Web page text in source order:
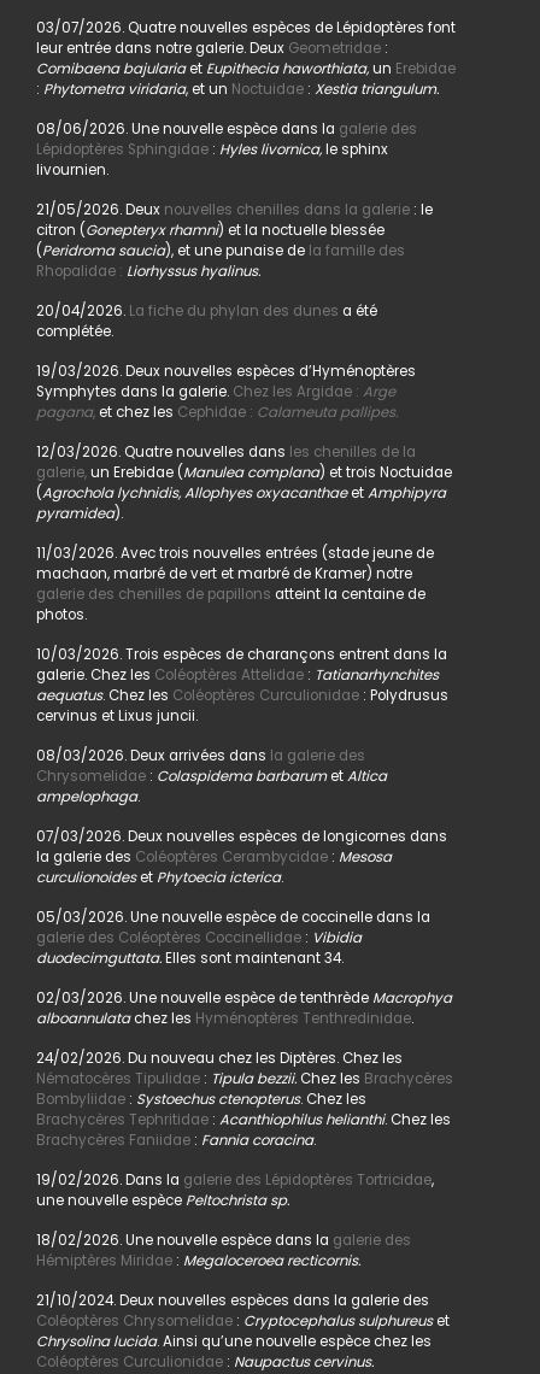
03/07/2026. Quatre nouvelles espèces de Lépidoptères font
leur entrée dans notre galerie. Deux Geometridae:
Comibaena bajulariaet Eupithecia haworthiata,un Erebidae
: Phytometra viridaria, et un Noctuidae: Xestia triangulum.
08/06/2026. Une nouvelle espèce dans la galerie des
Lépidoptères Sphingidae: Hyles livornica,le sphinx
livournien.
21/05/2026. Deux nouvelles chenilles dans la galerie : le
citron (Gonepteryx rhamni) et la noctuelle blessée
(Peridroma saucia), et une punaise dela famille des
Rhopalidae : Liorhyssus hyalinus.
20/04/2026. La fiche du phylan des dunes a été
complétée.
19/03/2026. Deux nouvelles espèces d’Hyménoptères
Symphytes dans la galerie. Chez les Argidae : Arge
pagana,et chez les Cephidae : Calameuta pallipes.
12/03/2026. Quatre nouvelles dans les chenilles de la
galerie,un Erebidae (Manulea complana) et trois Noctuidae
(Agrochola lychnidis, Allophyes oxyacanthaeetAmphipyra
pyramidea).
11/03/2026. Avec trois nouvelles entrées (stade jeune de
machaon, marbré de vert et marbré de Kramer) notre
galerie des chenilles de papillons atteint la centaine de
photos.
10/03/2026. Trois espèces de charançons entrent dans la
galerie. Chez les Coléoptères Attelidae: Tatianarhynchites
aequatus. Chez les Coléoptères Curculionidae: Polydrusus
cervinus et Lixus juncii.
08/03/2026. Deux arrivées dans la galerie des
Chrysomelidae: Colaspidema barbarumetAltica
ampelophaga.
07/03/2026. Deux nouvelles espèces de longicornes dans
la galerie des Coléoptères Cerambycidae: Mesosa
curculionoideset Phytoecia icterica.
05/03/2026. Une nouvelle espèce de coccinelle dans la
galerie des Coléoptères Coccinellidae: Vibidia
duodecimguttata.Elles sont maintenant 34.
02/03/2026. Une nouvelle espèce de tenthrède Macrophya
alboannulatachez les Hyménoptères Tenthredinidae.
24/02/2026. Du nouveau chez les Diptères. Chez les
Nématocères Tipulidae: Tipula bezzii. Chez les Brachycères
Bombyliidae: Systoechus ctenopterus. Chez les
Brachycères Tephritidae: Acanthiophilus helianthi. Chez les
Brachycères Faniidae: Fannia coracina.
19/02/2026. Dans la galerie des Lépidoptères Tortricidae,
une nouvelle espèce Peltochrista sp.
18/02/2026. Une nouvelle espèce dans la galerie des
Hémiptères Miridae: Megaloceroea recticornis.
21/10/2024. Deux nouvelles espèces dans la galerie des
Coléoptères Chrysomelidae: Cryptocephalus sulphureuset
Chrysolina lucida. Ainsi qu’une nouvelle espèce chez les
Coléoptères Curculionidae : Naupactus cervinus.